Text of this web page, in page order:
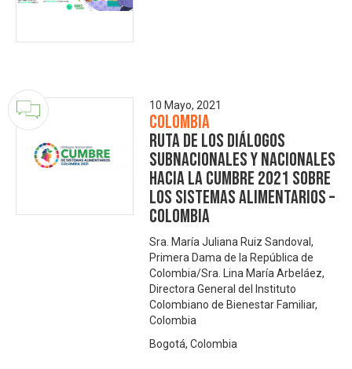
10 Mayo, 2021
Colombia
Ruta de los diálogos
subnacionales y nacionales
hacia la Cumbre 2021 sobre
los Sistemas Alimentarios –
Colombia
Sra. María Juliana Ruiz Sandoval,
Primera Dama de la República de
Colombia/Sra. Lina María Arbeláez,
Directora General del Instituto
Colombiano de Bienestar Familiar,
Colombia
Bogotá, Colombia